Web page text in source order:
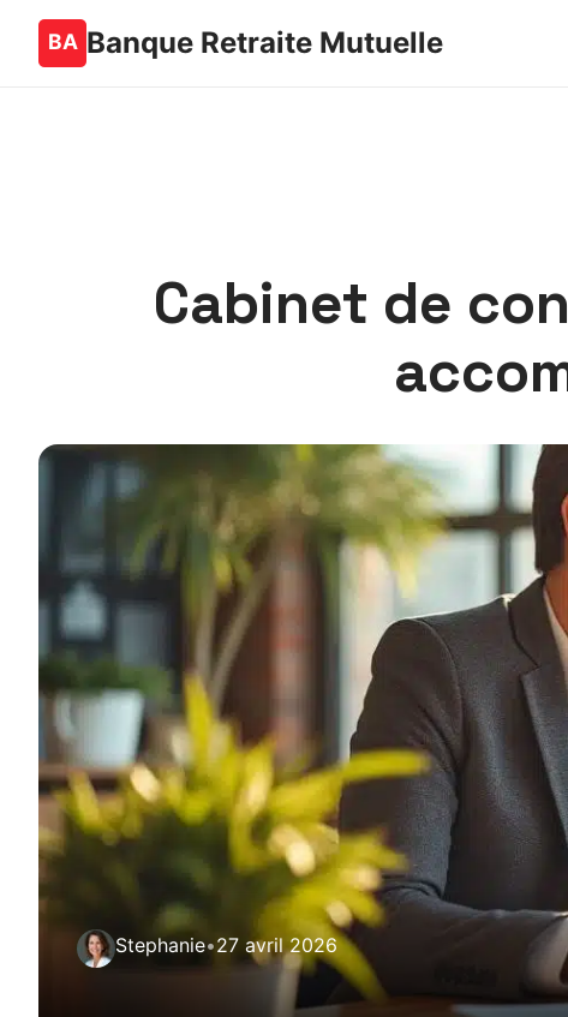
Banque Retraite Mutuelle
Cabinet de
Stephanie•27 avril 2026